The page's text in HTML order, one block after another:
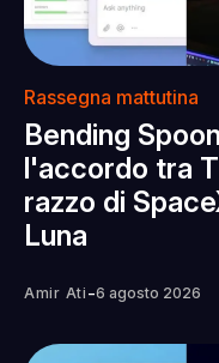
Rassegna mattutina
Bending
l'accordo tra
razzo di
Luna
Amir Ati -6 agosto 2026